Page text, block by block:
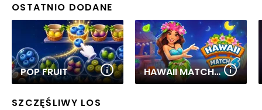
OSTATNIO DODANE
POP FRUIT HAWAII MATCH 6
SZCZĘŚLIWY LOS